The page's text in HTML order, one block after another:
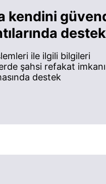
kendini
ile ilgili bilgileri
şahsi refakat imkanı
destek